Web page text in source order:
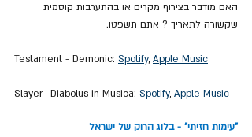
האם מודבר בצירוף מקרים או בהתערבות קוסמית
שקשורה לתאריך ? אתם תשפטו.
Testament - Demonic: Spotify, Apple Music
Slayer -Diabolus in Musica: Spotify, Apple Music
"עימות חזיתי" - בלוג הרוק של ישראל